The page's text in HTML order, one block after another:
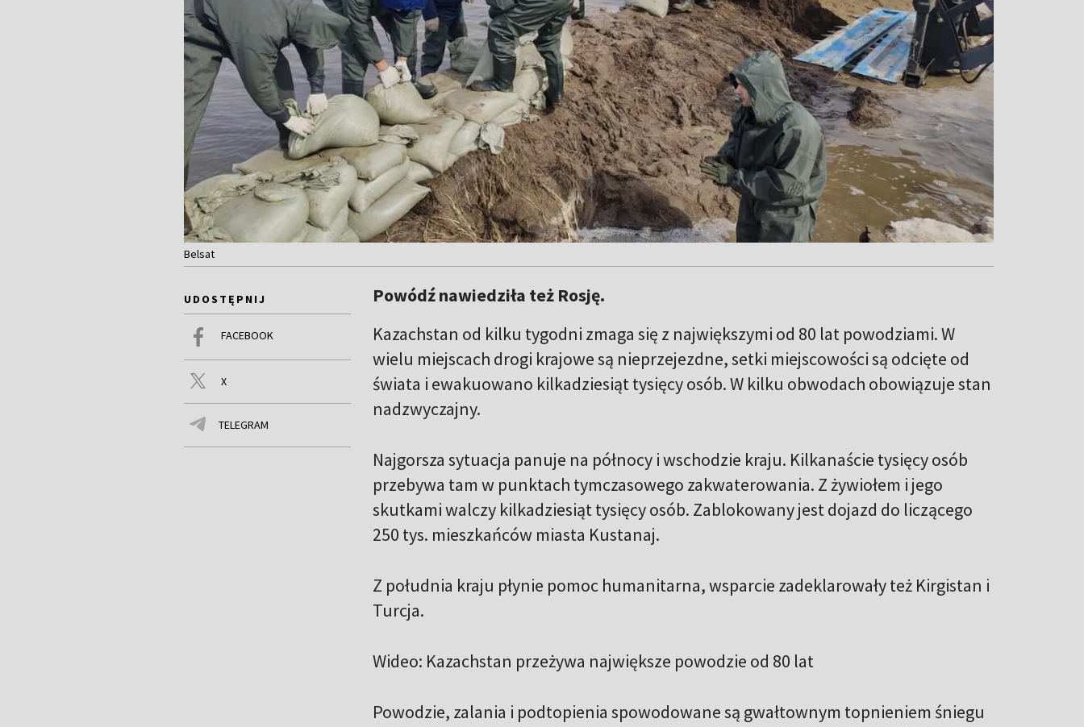
Belsat
UDOSTĘPNIJ
FACEBOOK
X
TELEGRAM
Powódź nawiedziła też Rosję.
Kazachstan od kilku tygodni zmaga się z największymi od 80 lat powodziami. W
wielu miejscach drogi krajowe są nieprzejezdne, setki miejscowości są odcięte od
świata i ewakuowano kilkadziesiąt tysięcy osób. W kilku obwodach obowiązuje stan
nadzwyczajny.
Najgorsza sytuacja panuje na północy i wschodzie kraju. Kilkanaście tysięcy osób
przebywa tam w punktach tymczasowego zakwaterowania. Z żywiołem i jego
skutkami walczy kilkadziesiąt tysięcy osób. Zablokowany jest dojazd do liczącego
250 tys. mieszkańców miasta Kustanaj.
Z południa kraju płynie pomoc humanitarna, wsparcie zadeklarowały też Kirgistan i
Turcja.
Wideo: Kazachstan przeżywa największe powodzie od 80 lat
Powodzie, zalania i podtopienia spowodowane są gwałtownym topnieniem śniegu